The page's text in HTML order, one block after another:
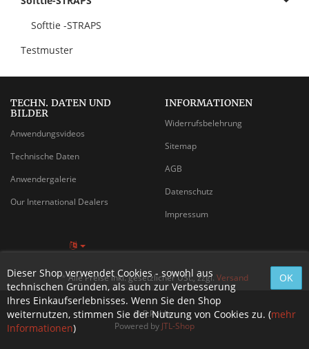
Softtie -STRAPS
Testmuster
TECHN. DATEN UND
BILDER
Anwendungsvideos
Technische Daten
Anwendergalerie
Our International Dealers
INFORMATIONEN
Widerrufsbelehrung
Sitemap
AGB
Datenschutz
Impressum
*Alle Preise inkl. gesetzlicher USt., zzgl. Versand
© R.Pohlan
Powered by JTL-Shop
Dieser Shop verwendet Cookies - sowohl aus
technischen Gründen, als auch zur Verbesserung
Ihres Einkaufserlebnisses. Wenn Sie den Shop
weiternutzen, stimmen Sie der Nutzung von Cookies zu. (mehr
Informationen)